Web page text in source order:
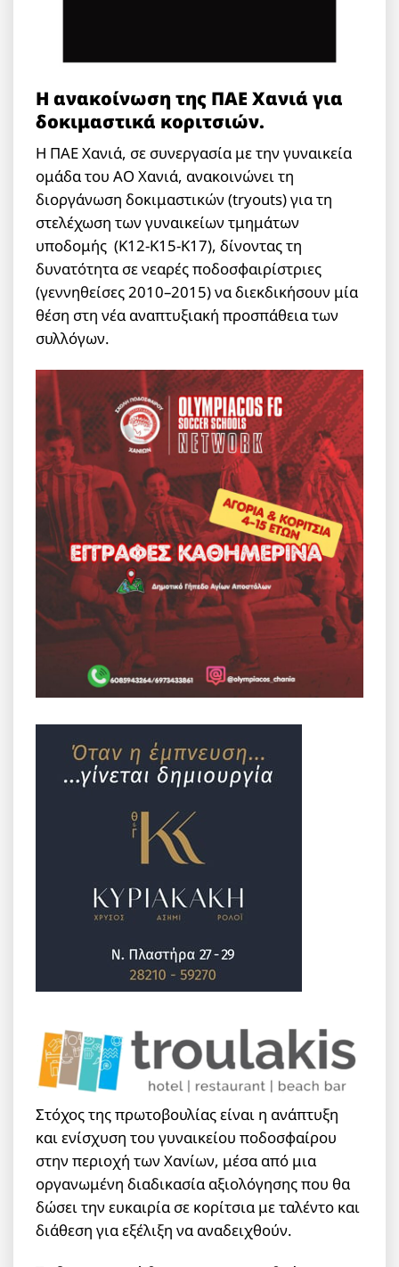
Η ανακοίνωση της ΠΑΕ Χανιά για
δοκιμαστικά κοριτσιών.
Η ΠΑΕ Χανιά, σε συνεργασία με την γυναικεία
ομάδα του ΑΟ Χανιά, ανακοινώνει τη
διοργάνωση δοκιμαστικών (tryouts) για τη
στελέχωση των γυναικείων τμημάτων
υποδομής (Κ12-Κ15-Κ17), δίνοντας τη
δυνατότητα σε νεαρές ποδοσφαιρίστριες
(γεννηθείσες 2010–2015) να διεκδικήσουν μία
θέση στη νέα αναπτυξιακή προσπάθεια των
συλλόγων.
Στόχος της πρωτοβουλίας είναι η ανάπτυξη
και ενίσχυση του γυναικείου ποδοσφαίρου
στην περιοχή των Χανίων, μέσα από μια
οργανωμένη διαδικασία αξιολόγησης που θα
δώσει την ευκαιρία σε κορίτσια με ταλέντο και
διάθεση για εξέλιξη να αναδειχθούν.